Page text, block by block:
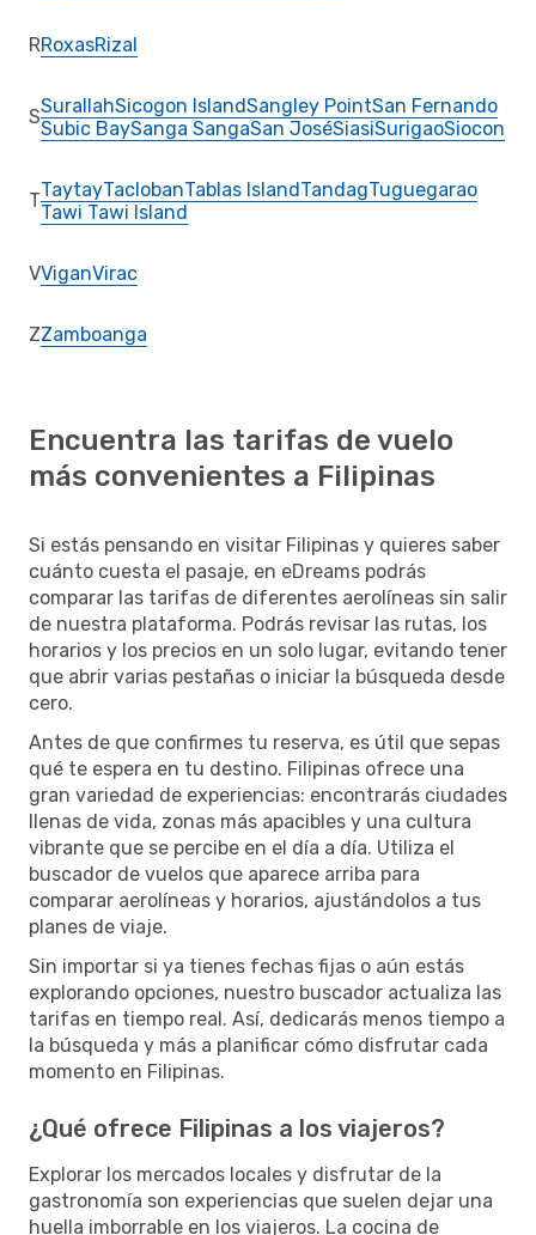
RRoxasRizal
SSurallahSicogon IslandSangley PointSan Fernando
Subic BaySanga SangaSan JoséSiasiSurigaoSiocon
TTaytayTaclobanTablas IslandTandagTuguegarao
Tawi Tawi Island
VViganVirac
ZZamboanga
Encuentra las tarifas de vuelo
más convenientes a Filipinas
Si estás pensando en visitar Filipinas y quieres saber
cuánto cuesta el pasaje, en eDreams podrás
comparar las tarifas de diferentes aerolíneas sin salir
de nuestra plataforma. Podrás revisar las rutas, los
horarios y los precios en un solo lugar, evitando tener
que abrir varias pestañas o iniciar la búsqueda desde
cero.
Antes de que confirmes tu reserva, es útil que sepas
qué te espera en tu destino. Filipinas ofrece una
gran variedad de experiencias: encontrarás ciudades
llenas de vida, zonas más apacibles y una cultura
vibrante que se percibe en el día a día. Utiliza el
buscador de vuelos que aparece arriba para
comparar aerolíneas y horarios, ajustándolos a tus
planes de viaje.
Sin importar si ya tienes fechas fijas o aún estás
explorando opciones, nuestro buscador actualiza las
tarifas en tiempo real. Así, dedicarás menos tiempo a
la búsqueda y más a planificar cómo disfrutar cada
momento en Filipinas.
¿Qué ofrece Filipinas a los viajeros?
Explorar los mercados locales y disfrutar de la
gastronomía son experiencias que suelen dejar una
huella imborrable en los viajeros. La cocina de